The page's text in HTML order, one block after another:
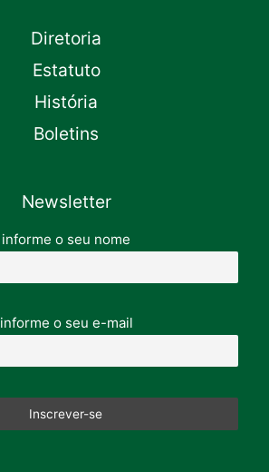
Diretoria
Estatuto
História
Boletins
Newsletter
informe o seu nome
informe o seu e-mail